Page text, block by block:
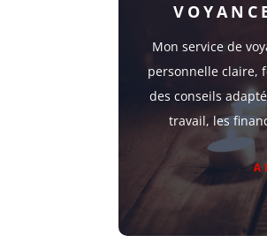
Mon service de
personnelle claire,
des conseils
travail, les